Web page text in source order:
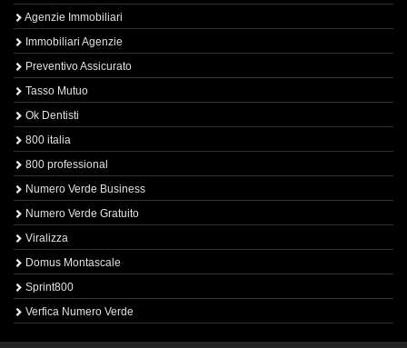
Agenzie Immobiliari
Immobiliari Agenzie
Preventivo Assicurato
Tasso Mutuo
Ok Dentisti
800 italia
800 professional
Numero Verde Business
Numero Verde Gratuito
Viralizza
Domus Montascale
Sprint800
Verfica Numero Verde